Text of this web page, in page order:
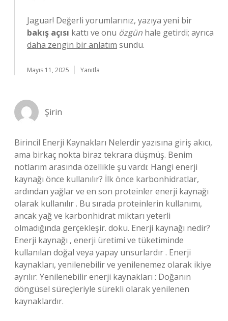
Jaguar! Değerli yorumlarınız, yazıya yeni bir
bakış açısı kattı ve onu özgün hale getirdi; ayrıca
daha zengin bir anlatım sundu.
Mayıs 11, 2025 Yanıtla
Şirin
Birincil Enerji Kaynakları Nelerdir yazısına giriş akıcı,
ama birkaç nokta biraz tekrara düşmüş. Benim
notlarım arasında özellikle şu vardı: Hangi enerji
kaynağı önce kullanılır? İlk önce karbonhidratlar,
ardından yağlar ve en son proteinler enerji kaynağı
olarak kullanılır . Bu sırada proteinlerin kullanımı,
ancak yağ ve karbonhidrat miktarı yeterli
olmadığında gerçekleşir. doku. Enerji kaynağı nedir?
Enerji kaynağı , enerji üretimi ve tüketiminde
kullanılan doğal veya yapay unsurlardır . Enerji
kaynakları, yenilenebilir ve yenilenemez olarak ikiye
ayrılır: Yenilenebilir enerji kaynakları : Doğanın
döngüsel süreçleriyle sürekli olarak yenilenen
kaynaklardır.